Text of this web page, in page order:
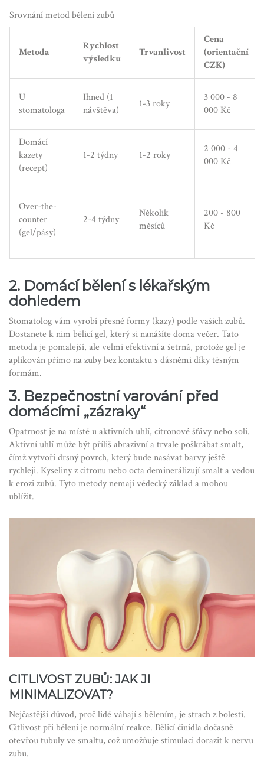
Srovnání metod bělení zubů
Metoda
Rychlost
výsledku
Trvanlivost
Cena
(orientační
CZK)
U
stomatologa
Ihned (1
návštěva)
1-3 roky
3 000 - 8
000 Kč
Domácí
kazety
(recept)
1-2 týdny 1-2 roky
2 000 - 4
000 Kč
Over-the-
counter
(gel/pásy)
2-4 týdny
Několik
měsíců
200 - 800
Kč
2. Domácí bělení s lékařským
dohledem
Stomatolog vám vyrobí přesné formy (kazy) podle vašich zubů.
Dostanete k nim bělicí gel, který si nanášíte doma večer. Tato
metoda je pomalejší, ale velmi efektivní a šetrná, protože gel je
aplikován přímo na zuby bez kontaktu s dásněmi díky těsným
formám.
3. Bezpečnostní varování před
domácími „zázraky“
Opatrnost je na místě u aktivních uhlí, citronové šťávy nebo soli.
Aktivní uhlí může být příliš abrazivní a trvale poškrábat smalt,
čímž vytvoří drsný povrch, který bude nasávat barvy ještě
rychleji. Kyseliny z citronu nebo octa deminerálizují smalt a vedou
k erozi zubů. Tyto metody nemají vědecký základ a mohou
ublížit.
CITLIVOST ZUBŮ: JAK JI
MINIMALIZOVAT?
Nejčastější důvod, proč lidé váhají s bělením, je strach z bolesti.
Citlivost při bělení je normální reakce. Bělicí činidla dočasně
otevřou tubuly ve smaltu, což umožňuje stimulaci dorazit k nervu
zubu.